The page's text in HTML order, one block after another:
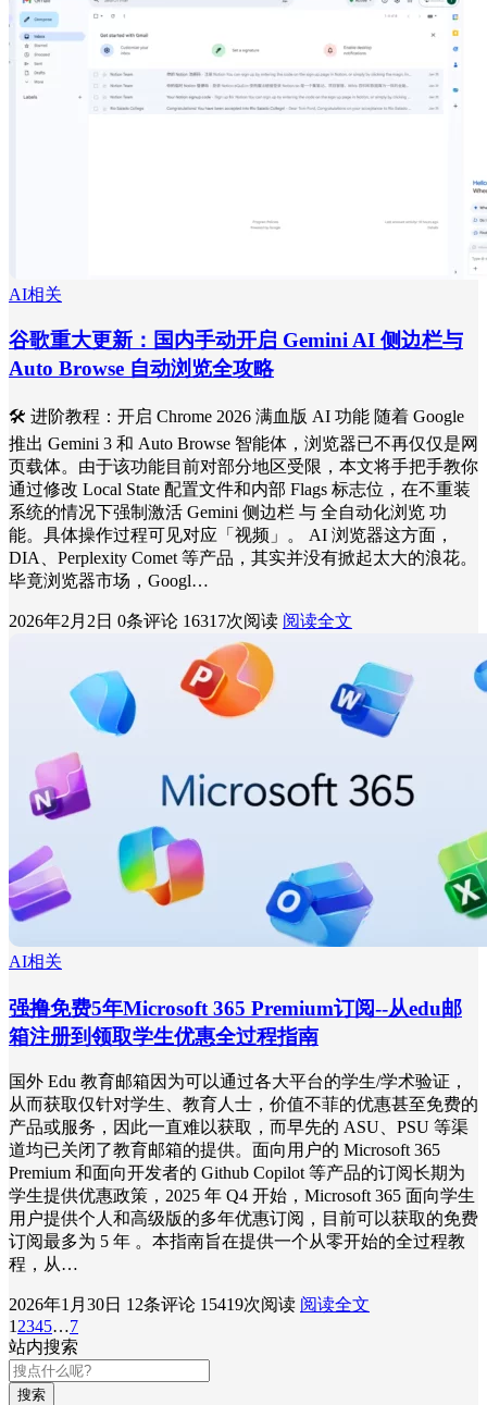
AI相关
谷歌重大更新：国内手动开启 Gemini AI 侧边栏与
Auto Browse 自动浏览全攻略
🛠️ 进阶教程：开启 Chrome 2026 满血版 AI 功能 随着 Google
推出 Gemini 3 和 Auto Browse 智能体，浏览器已不再仅仅是网
页载体。由于该功能目前对部分地区受限，本文将手把手教你
通过修改 Local State 配置文件和内部 Flags 标志位，在不重装
系统的情况下强制激活 Gemini 侧边栏 与 全自动化浏览 功
能。具体操作过程可见对应「视频」。 AI 浏览器这方面，
DIA、Perplexity Comet 等产品，其实并没有掀起太大的浪花。
毕竟浏览器市场，Googl…
2026年2月2日 0条评论 16317次阅读 阅读全文
AI相关
强撸免费5年Microsoft 365 Premium订阅--从edu邮
箱注册到领取学生优惠全过程指南
国外 Edu 教育邮箱因为可以通过各大平台的学生/学术验证，
从而获取仅针对学生、教育人士，价值不菲的优惠甚至免费的
产品或服务，因此一直难以获取，而早先的 ASU、PSU 等渠
道均已关闭了教育邮箱的提供。面向用户的 Microsoft 365
Premium 和面向开发者的 Github Copilot 等产品的订阅长期为
学生提供优惠政策，2025 年 Q4 开始，Microsoft 365 面向学生
用户提供个人和高级版的多年优惠订阅，目前可以获取的免费
订阅最多为 5 年 。本指南旨在提供一个从零开始的全过程教
程，从…
2026年1月30日 12条评论 15419次阅读 阅读全文
1 2345…7
站内搜索
搜索